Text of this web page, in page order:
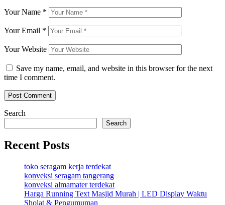
Your Name *
Your Email *
Your Website
Save my name, email, and website in this browser for the next
time I comment.
Search
Search
Recent Posts
toko seragam kerja terdekat
konveksi seragam tangerang
konveksi almamater terdekat
Harga Running Text Masjid Murah | LED Display Waktu
Sholat & Pengumuman